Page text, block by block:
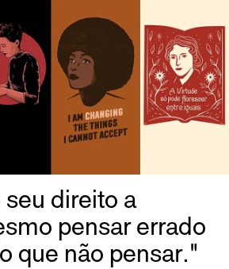
seu direito a
pensar errado
que não pensar."